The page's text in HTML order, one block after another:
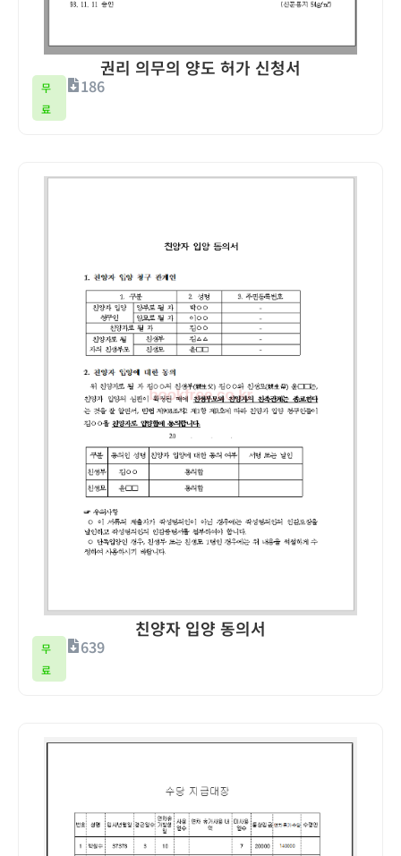
권리 의무의 양도 허가 신청서
무
료
186
친양자 입양 동의서
무
료
639